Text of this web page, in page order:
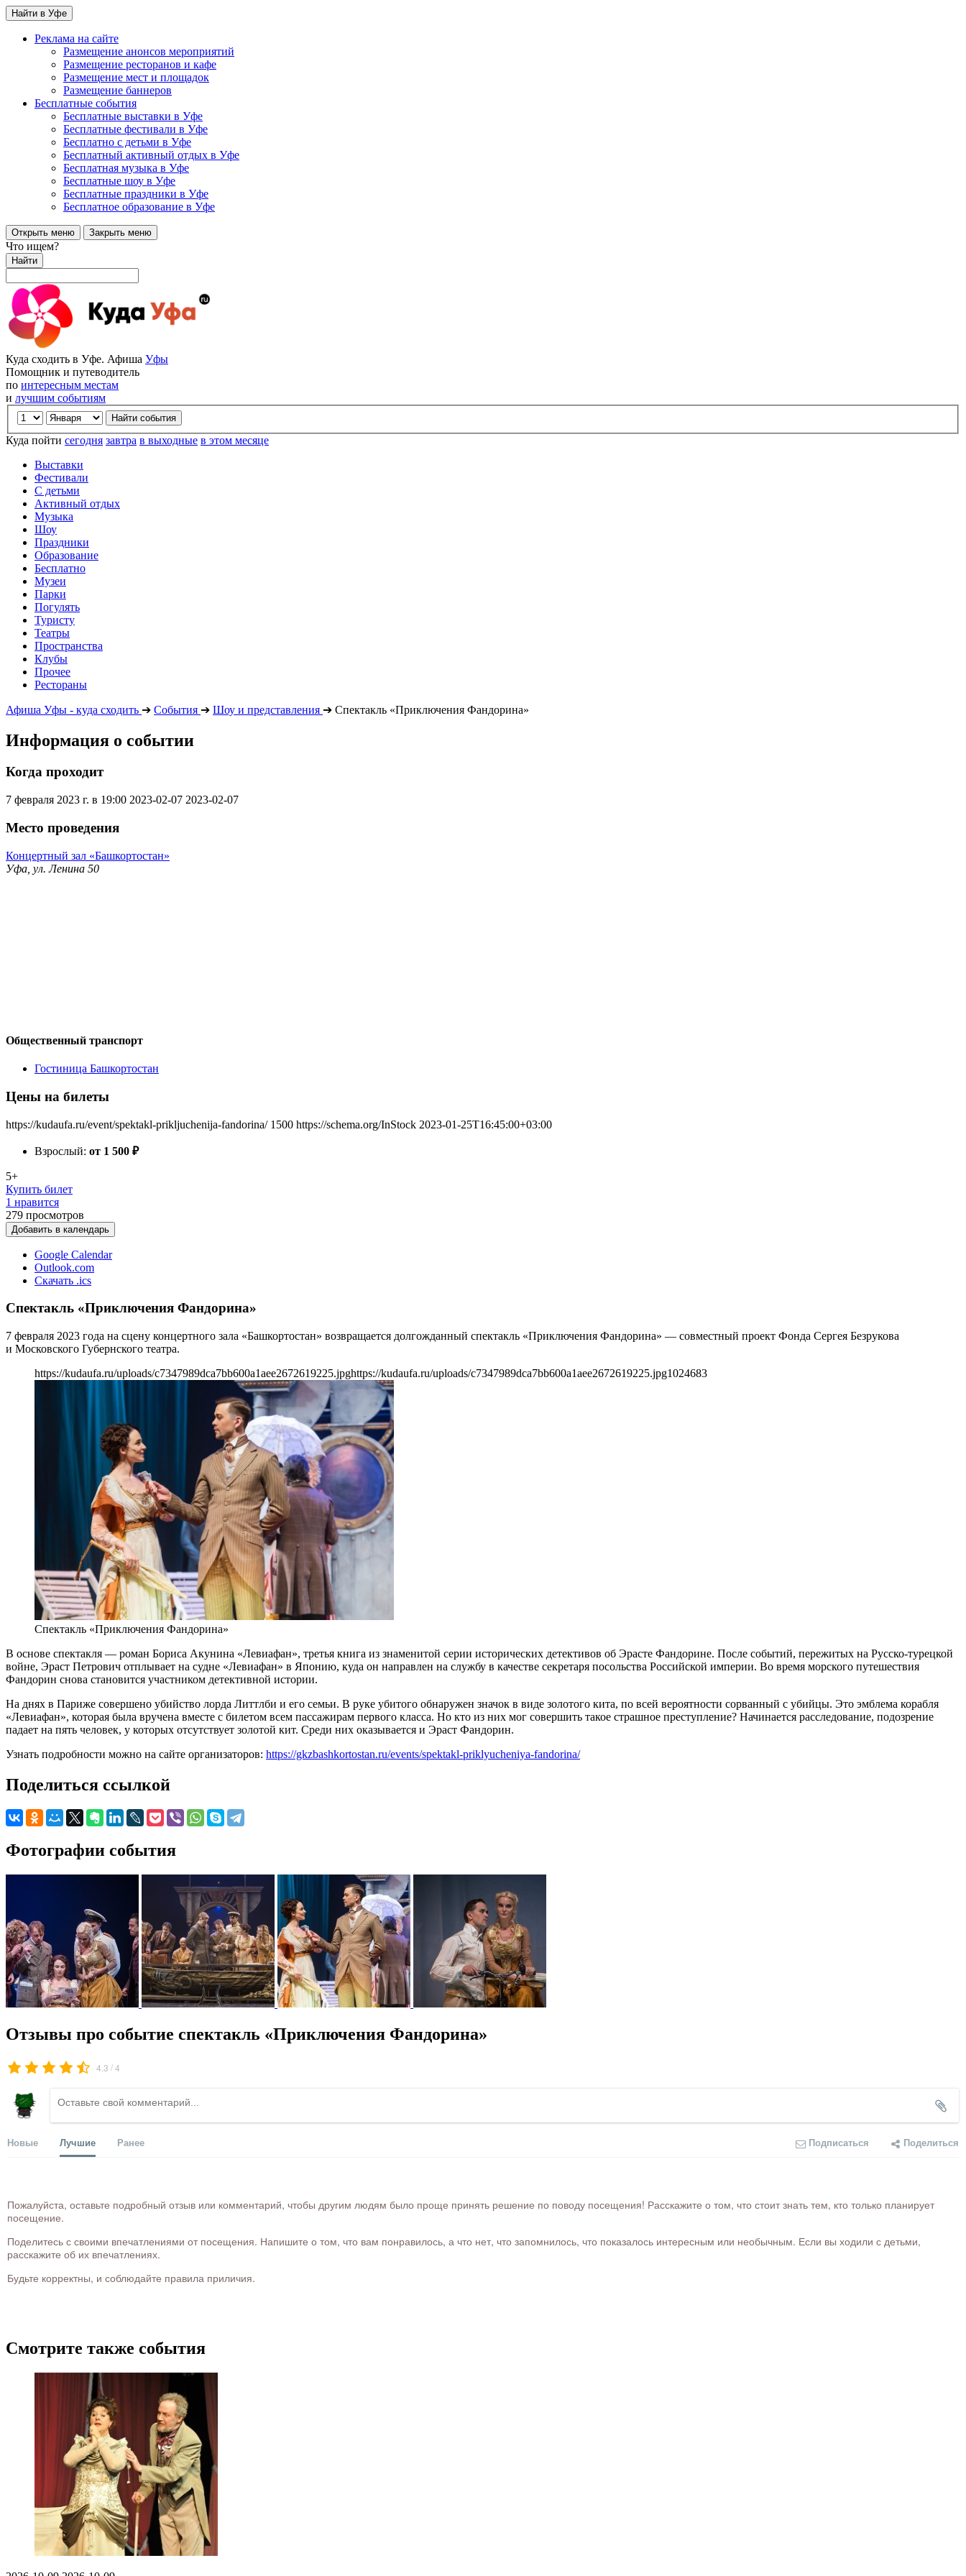
Найти в Уфе
Реклама на сайте
Размещение анонсов мероприятий
Размещение ресторанов и кафе
Размещение мест и площадок
Размещение баннеров
Бесплатные события
Бесплатные выставки в Уфе
Бесплатные фестивали в Уфе
Бесплатно с детьми в Уфе
Бесплатный активный отдых в Уфе
Бесплатная музыка в Уфе
Бесплатные шоу в Уфе
Бесплатные праздники в Уфе
Бесплатное образование в Уфе
Открыть меню Закрыть меню
Что ищем?
Найти
Куда сходить в Уфе. Афиша Уфы
Помощник и путеводитель
по интересным местам
и лучшим событиям
Куда пойти сегодня завтра в выходные в этом месяце
Выставки
Фестивали
С детьми
Активный отдых
Музыка
Шоу
Праздники
Образование
Бесплатно
Музеи
Парки
Погулять
Туристу
Театры
Пространства
Клубы
Прочее
Рестораны
Афиша Уфы - куда сходить ➔ События ➔ Шоу и представления ➔ Спектакль «Приключения Фандорина»
Информация о событии
Когда проходит
7 февраля 2023 г. в 19:00 2023-02-07 2023-02-07
Место проведения
Концертный зал «Башкортостан»
Уфа, ул. Ленина 50
Общественный транспорт
Гостиница Башкортостан
Цены на билеты
https://kudaufa.ru/event/spektakl-prikljuchenija-fandorina/ 1500 https://schema.org/InStock 2023-01-25T16:45:00+03:00
Взрослый: от 1 500 ₽
5+
Купить билет
1 нравится
279 просмотров
Добавить в календарь
Google Calendar
Outlook.com
Скачать .ics
Спектакль «Приключения Фандорина»
7 февраля 2023 года на сцену концертного зала «Башкортостан» возвращается долгожданный спектакль «Приключения Фандорина» — совместный проект Фонда Сергея Безрукова
и Московского Губернского театра.
https://kudaufa.ru/uploads/c7347989dca7bb600a1aee2672619225.jpghttps://kudaufa.ru/uploads/c7347989dca7bb600a1aee2672619225.jpg1024683
Спектакль «Приключения Фандорина»
В основе спектакля — роман Бориса Акунина «Левиафан», третья книга из знаменитой серии исторических детективов об Эрасте Фандорине. После событий, пережитых на Русско-турецкой
войне, Эраст Петрович отплывает на судне «Левиафан» в Японию, куда он направлен на службу в качестве секретаря посольства Российской империи. Во время морского путешествия
Фандорин снова становится участником детективной истории.
На днях в Париже совершено убийство лорда Литтлби и его семьи. В руке убитого обнаружен значок в виде золотого кита, по всей вероятности сорванный с убийцы. Это эмблема корабля
«Левиафан», которая была вручена вместе с билетом всем пассажирам первого класса. Но кто из них мог совершить такое страшное преступление? Начинается расследование, подозрение
падает на пять человек, у которых отсутствует золотой кит. Среди них оказывается и Эраст Фандорин.
Узнать подробности можно на сайте организаторов: https://gkzbashkortostan.ru/events/spektakl-priklyucheniya-fandorina/
Поделиться ссылкой
Фотографии события
Отзывы про событие спектакль «Приключения Фандорина»
4.3 /4
Новые Лучшие Ранее Подписаться Поделиться
Пожалуйста, оставьте подробный отзыв или комментарий, чтобы другим людям было проще принять решение по поводу посещения! Расскажите о том, что стоит знать тем, кто только планирует
посещение.
Поделитесь с своими впечатлениями от посещения. Напишите о том, что вам понравилось, а что нет, что запомнилось, что показалось интересным или необычным. Если вы ходили с детьми,
расскажите об их впечатлениях.
Будьте корректны, и соблюдайте правила приличия.
Смотрите также события